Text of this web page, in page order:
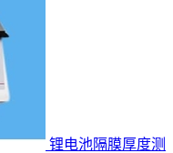
锂电池隔膜厚度测